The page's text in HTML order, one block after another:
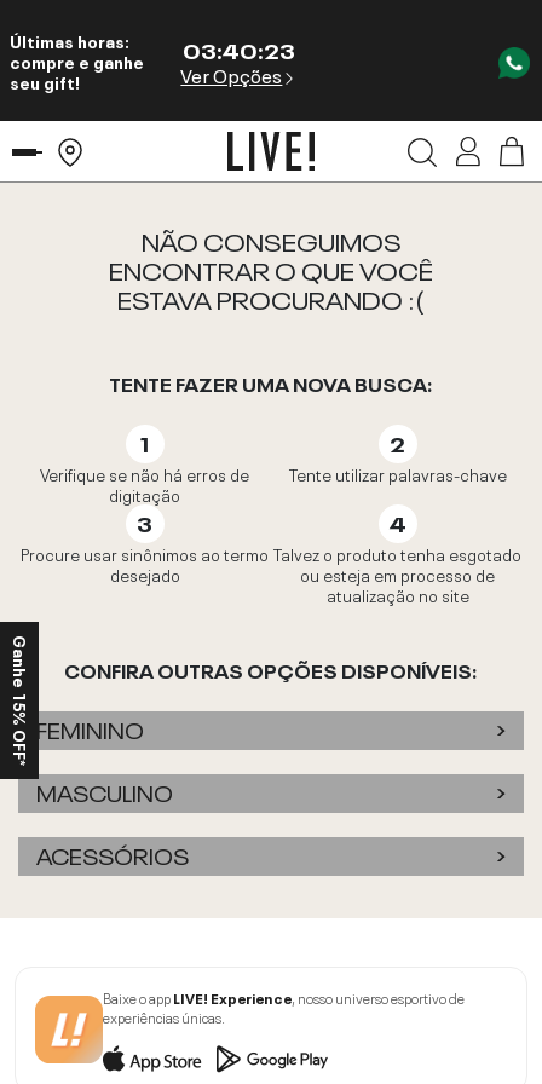
Últimas horas:
compre e ganhe
seu gift!
03:40:23
Ver Opções
NÃO CONSEGUIMOS
ENCONTRAR O QUE VOCÊ
ESTAVA PROCURANDO :(
TENTE FAZER UMA NOVA BUSCA:
Verifique se não há erros de
digitação
Tente utilizar palavras-chave
Procure usar sinônimos ao termo
desejado
Talvez o produto tenha esgotado
ou esteja em processo de
atualização no site
CONFIRA OUTRAS OPÇÕES DISPONÍVEIS:
FEMININO
MASCULINO
ACESSÓRIOS
Baixe o appLIVE! Experience, nosso universo esportivo de
experiências únicas.
Ganhe 15% OFF*